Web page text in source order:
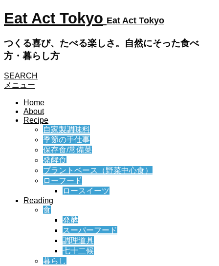
Eat Act Tokyo Eat Act Tokyo
つくる喜び、たべる楽しさ。自然にそった食べ
方・暮らし方
SEARCH
メニュー
Home
About
Recipe
自家製調味料
季節の手仕事
保存食/常備菜
発酵食
プラントベース（野菜中心食）
ローフード
ロースイーツ
Reading
食
発酵
スーパーフード
調理道具
七十二候
暮らし